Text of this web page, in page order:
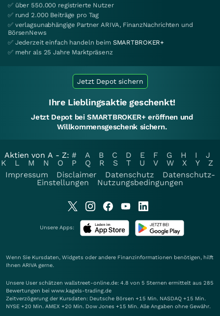
✅ über 550.000 registrierte Nutzer
✅ rund 2.000 Beiträge pro Tag
✅ verlagsunabhängige Partner ARIVA, FinanzNachrichten und
BörsenNews
✅ Jederzeit einfach handeln beim SMARTBROKER+
✅ mehr als 25 Jahre Marktpräsenz
Jetzt Depot sichern
Ihre Lieblingsaktie geschenkt!
Jetzt Depot bei SMARTBROKER+ eröffnen und
Willkommensgeschenk sichern.
Aktien von A - Z: # A B C D E F G H I
J
K
L M N O P Q R S T U V W X Y
Z
Impressum
Disclaimer Datenschutz
Datenschutz-
Einstellungen
Nutzungsbedingungen
Unsere Apps:
Wenn Sie Kursdaten, Widgets oder andere Finanzinformationen benötigen, hilft
Ihnen ARIVA gerne.
Unsere User schätzen wallstreet-online.de: 4.8 von 5 Sternen ermittelt aus 285
Bewertungen bei www.kagels-trading.de
Zeitverzögerung der Kursdaten: Deutsche Börsen +15 Min. NASDAQ +15 Min.
NYSE +20 Min. AMEX +20 Min. Dow Jones +15 Min. Alle Angaben ohne Gewähr.